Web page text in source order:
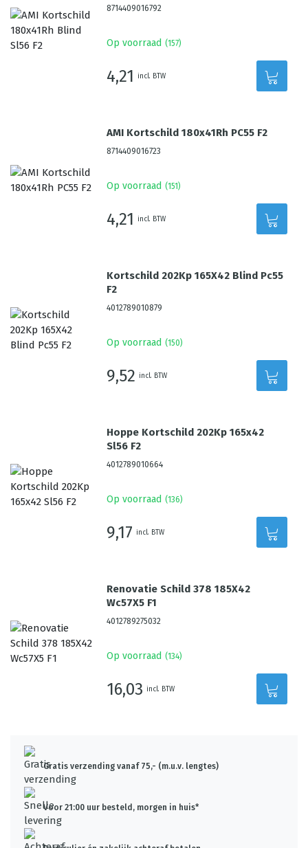
8714409016792
Op voorraad (157)
4,21 incl. BTW
AMI Kortschild 180x41Rh PC55 F2
8714409016723
Op voorraad (151 )
4,21 incl. BTW
Kortschild 202Kp 165X42 Blind Pc55
F2
4012789010879
Op voorraad (150)
9,52 incl. BTW
Hoppe Kortschild 202Kp 165x42
Sl56 F2
4012789010664
Op voorraad (136)
9,17 incl. BTW
Renovatie Schild 378 185X42
Wc57X5 F1
4012789275032
Op voorraad (134)
16,03 incl. BTW
Gratis verzending vanaf 75,- (m.u.v. lengtes)
Voor 21:00 uur besteld, morgen in huis*